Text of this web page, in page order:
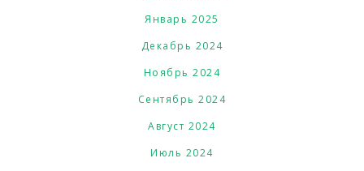
Январь 2025
Декабрь 2024
Ноябрь 2024
Сентябрь 2024
Август 2024
Июль 2024